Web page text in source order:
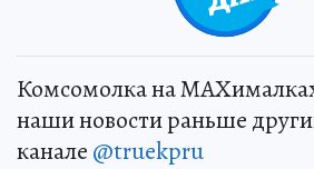
Комсомолка на
наши новости раньше
канале @truekpru